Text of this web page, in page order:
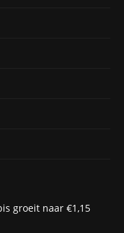
groeit naar €1,15